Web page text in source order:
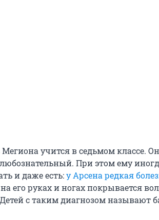
учится в седьмом классе.
При этом ему
и даже есть:у Арсена редкая
его руках и ногах покрывается
с таким диагнозом называют